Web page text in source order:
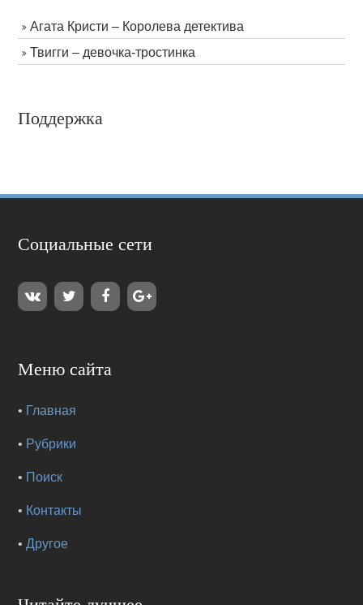
Агата Кристи – Королева детектива
Твигги – девочка-тростинка
Поддержка
Социальные сети
Меню сайта
• Главная
• Рубрики
• Поиск
• Контакты
•Другое